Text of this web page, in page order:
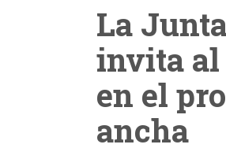
La
invita al
en el
ancha